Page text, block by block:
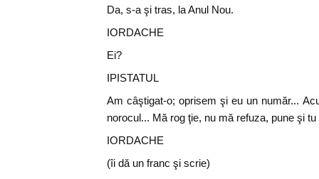
Da, s-a şi tras, la Anul Nou.
IORDACHE
Ei?
IPISTATUL
Am câştigat-o; oprisem şi eu un număr...
norocul... Mă rog ţie, nu mă refuza, pune şi
IORDACHE
(îi dă un franc şi scrie)